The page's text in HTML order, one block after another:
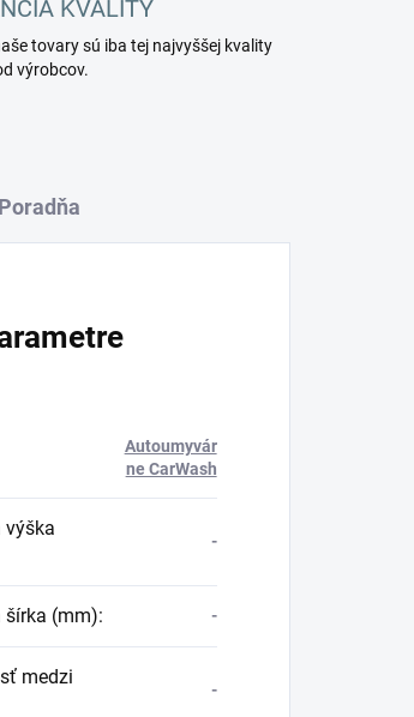
KVALITY
tovary sú iba tej najvyššej kvality
výrobcov.
Poradňa
Autoumyvár
ne CarWash
výška
-
šírka (mm): -
medzi
-